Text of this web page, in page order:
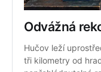
Odvážná
Hučov leží
tři kilometry od